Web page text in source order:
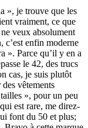
», je trouve que les
vraiment, ce que
veux absolument
c’est enfin moderne
». Parce qu’il y en a
le 42, des trucs
cas, je suis plutôt
vêtements
», pour un peu
est rare, me direz-
font du 50 et plus;